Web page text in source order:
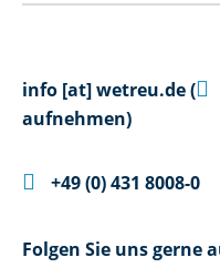
info [at]wetreu.de(
aufnehmen)
 +49 (0) 431 8008-0
Folgen Sie uns gerne